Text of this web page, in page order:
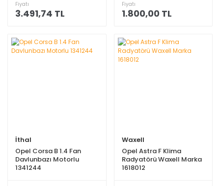
Fiyatı
3.491,74 TL
Fiyatı
1.800,00 TL
İthal
Opel Corsa B 1.4 Fan
Davlunbazı Motorlu
1341244
Waxell
Opel Astra F Klima
Radyatörü Waxell Marka
1618012